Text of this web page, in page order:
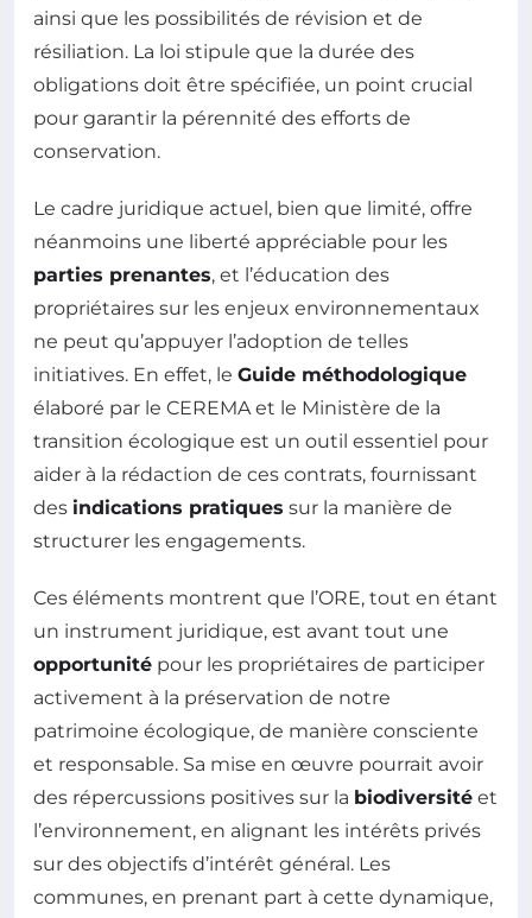
ainsi que les possibilités de révision et de
résiliation. La loi stipule que la durée des
obligations doit être spécifiée, un point crucial
pour garantir la pérennité des efforts de
conservation.
Le cadre juridique actuel, bien que limité, offre
néanmoins une liberté appréciable pour les
parties prenantes, et l’éducation des
propriétaires sur les enjeux environnementaux
ne peut qu’appuyer l’adoption de telles
initiatives. En effet, le Guide méthodologique
élaboré par le CEREMA et le Ministère de la
transition écologique est un outil essentiel pour
aider à la rédaction de ces contrats, fournissant
des indications pratiques sur la manière de
structurer les engagements.
Ces éléments montrent que l’ORE, tout en étant
un instrument juridique, est avant tout une
opportunité pour les propriétaires de participer
activement à la préservation de notre
patrimoine écologique, de manière consciente
et responsable. Sa mise en œuvre pourrait avoir
des répercussions positives sur la biodiversité et
l’environnement, en alignant les intérêts privés
sur des objectifs d’intérêt général. Les
communes, en prenant part à cette dynamique,